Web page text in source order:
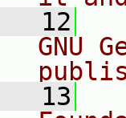
12
GNU
13